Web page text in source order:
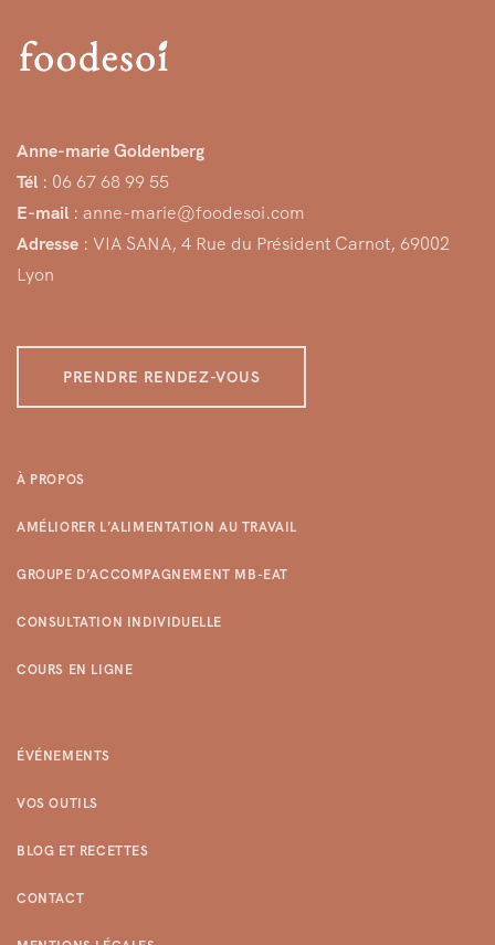
d
e
l
’
c
Anne-marie Goldenberg
Tél : 06 67 68 99 55
E-mail : anne-marie@foodesoi.com
Adresse : VIA SANA, 4 Rue du Président Carnot, 69002
Lyon
PRENDRE RENDEZ-VOUS
À PROPOS
AMÉLIORER L’ALIMENTATION AU TRAVAIL
GROUPE D’ACCOMPAGNEMENT MB-EAT
CONSULTATION INDIVIDUELLE
COURS EN LIGNE
ÉVÉNEMENTS
VOS OUTILS
BLOG ET RECETTES
CONTACT